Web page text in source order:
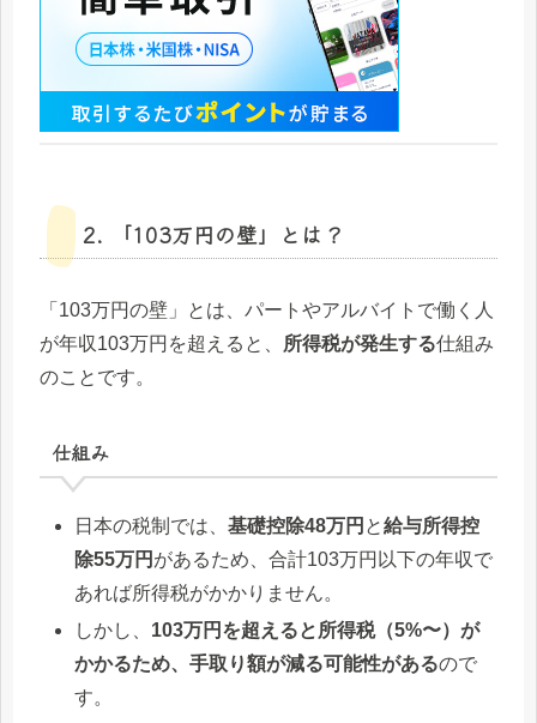
2. 「103万円の壁」とは？
「103万円の壁」とは、パートやアルバイトで働く人
が年収103万円を超えると、
所得税が発生する仕組み
のことです。
仕組み
日本の税制では、基礎控除48万円 と給与所得控
除55万円 があるため、合計103万円以下の年収で
あれば所得税がかかりません。
しかし、 103万円を超えると所得税（5%〜）が
かかるため、手取り額が減る可能性があるので
す。